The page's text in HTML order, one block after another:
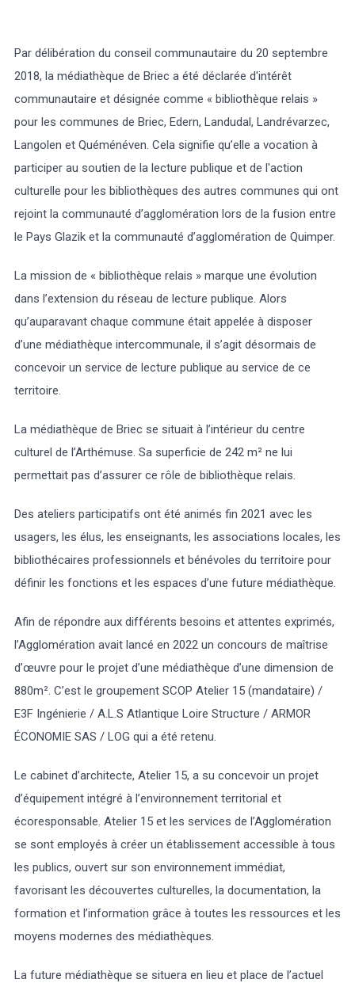
Par délibération du conseil communautaire du 20 septembre
2018, la médiathèque de Briec a été déclarée d'intérêt
communautaire et désignée comme « bibliothèque relais »
pour les communes de Briec, Edern, Landudal, Landrévarzec,
Langolen et Quéménéven. Cela signifie qu’elle a vocation à
participer au soutien de la lecture publique et de l'action
culturelle pour les bibliothèques des autres communes qui ont
rejoint la communauté d’agglomération lors de la fusion entre
le Pays Glazik et la communauté d’agglomération de Quimper.
La mission de « bibliothèque relais » marque une évolution
dans l’extension du réseau de lecture publique. Alors
qu’auparavant chaque commune était appelée à disposer
d’une médiathèque intercommunale, il s’agit désormais de
concevoir un service de lecture publique au service de ce
territoire.
La médiathèque de Briec se situait à l’intérieur du centre
culturel de l’Arthémuse. Sa superficie de 242 m² ne lui
permettait pas d’assurer ce rôle de bibliothèque relais.
Des ateliers participatifs ont été animés fin 2021 avec les
usagers, les élus, les enseignants, les associations locales, les
bibliothécaires professionnels et bénévoles du territoire pour
définir les fonctions et les espaces d’une future médiathèque.
Afin de répondre aux différents besoins et attentes exprimés,
l’Agglomération avait lancé en 2022 un concours de maîtrise
d’œuvre pour le projet d’une médiathèque d’une dimension de
880m². C’est le groupement SCOP Atelier 15 (mandataire) /
E3F Ingénierie / A.L.S Atlantique Loire Structure / ARMOR
ÉCONOMIE SAS / LOG qui a été retenu.
Le cabinet d’architecte, Atelier 15, a su concevoir un projet
d’équipement intégré à l’environnement territorial et
écoresponsable. Atelier 15 et les services de l’Agglomération
se sont employés à créer un établissement accessible à tous
les publics, ouvert sur son environnement immédiat,
favorisant les découvertes culturelles, la documentation, la
formation et l’information grâce à toutes les ressources et les
moyens modernes des médiathèques.
La future médiathèque se situera en lieu et place de l’actuel